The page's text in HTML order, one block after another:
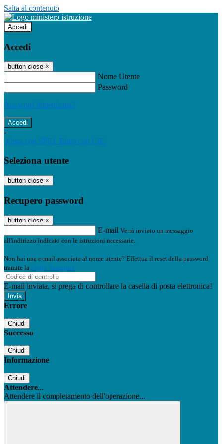
Salta al contenuto
Accedi
Accedi
button close ×
Nome Utente
Password
Password dimenticata?
-
Entra con SPID Entra con CIE
Seleziona utente
button close ×
Recupero password
button close ×
E-mail Verrà inviato un messaggio
all'indirizzo indicato con le istruzioni necessarie.
Non hai una e-mail associata al nome utente? Effettua il reset della password
tramite la Login Spaggiari
E-mail inviata, si prega di controllare la casella di posta elettronica!
Errore
Chiudi
Successo
Chiudi
Informazione
Chiudi
Attendere...
Attendere il completamento dell'operazione...